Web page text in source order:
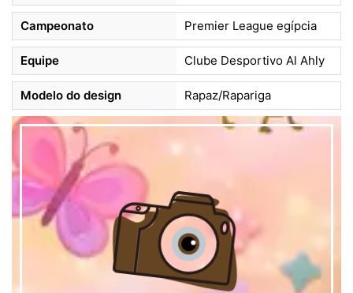
Campeonato Premier League egípcia
Equipe Clube Desportivo Al Ahly
Modelo do design Rapaz/Rapariga